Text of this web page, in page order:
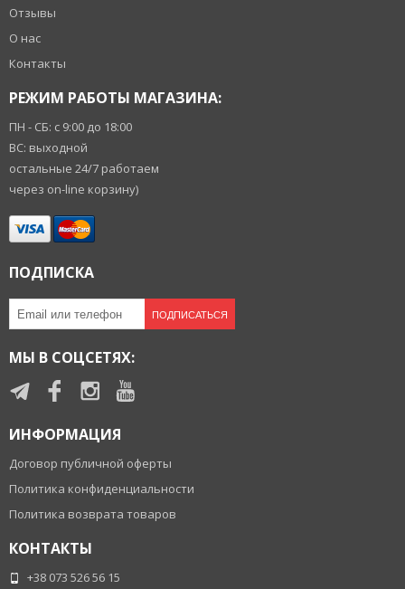
Отзывы
О нас
Контакты
РЕЖИМ РАБОТЫ МАГАЗИНА:
ПН - СБ: с 9:00 до 18:00
ВС: выходной
остальные 24/7 работаем
через on-line корзину)
ПОДПИСКА
ПОДПИСАТЬСЯ
МЫ В СОЦСЕТЯХ:
ИНФОРМАЦИЯ
Договор публичной оферты
Политика конфиденциальности
Политика возврата товаров
КОНТАКТЫ
+38 073 526 56 15